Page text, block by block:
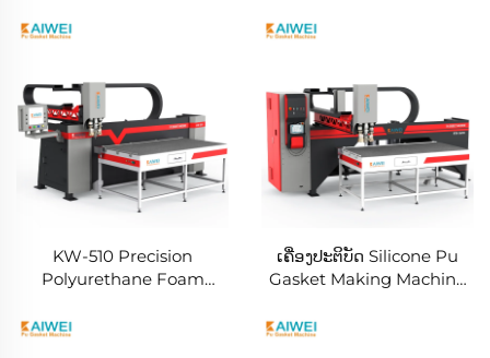
KW-510 Precision
Polyurethane Foam
Source Manufacturers
ເຄື່ອງປະຕິບັດ Silicone Pu
Gasket Making Machine
ເຄື່ອງປະຕິບັດອັດຕโนມັດທັງໝົດ